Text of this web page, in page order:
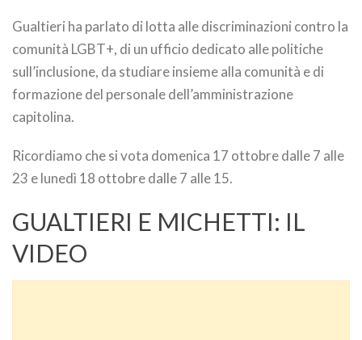
Gualtieri ha parlato di lotta alle discriminazioni contro la
comunità LGBT+, di un ufficio dedicato alle politiche
sull’inclusione, da studiare insieme alla comunità e di
formazione del personale dell’amministrazione
capitolina.
Ricordiamo che si vota domenica 17 ottobre dalle 7 alle
23 e lunedì 18 ottobre dalle 7 alle 15.
GUALTIERI E MICHETTI: IL
VIDEO